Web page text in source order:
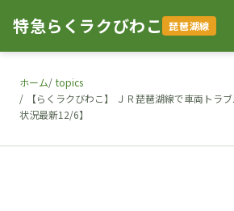
特急らくラクびわこ 琵琶湖線
ホーム topics
【らくラクびわこ】 ＪＲ琵琶湖線で車両ト
状況最新12/6】